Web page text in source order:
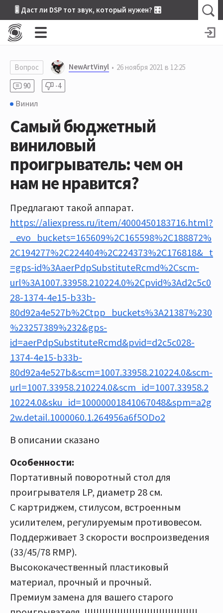
🎚 Даст ли DSP тот звук, который нужен? 🎛
Вопрос NewArtVinyl
26 ноября 2021 в 12:25
90
-4
Винил
Самый бюджетный
виниловый
проигрыватель: чем он
нам не нравится?
Предлагают такой аппарат.
https://aliexpress.ru/item/4000450183716.html?
_evo_buckets=165609%2C165598%2C188872%
2C194277%2C224404%2C224373%2C176818&_t
=gps-id%3AaerPdpSubstituteRcmd%2Cscm-
url%3A1007.33958.210224.0%2Cpvid%3Ad2c5c0
28-1374-4e15-b33b-
80d92a4e527b%2Ctpp_buckets%3A21387%230
%23257389%232&gps-
id=aerPdpSubstituteRcmd&pvid=d2c5c028-
1374-4e15-b33b-
80d92a4e527b&scm=1007.33958.210224.0&scm-
url=1007.33958.210224.0&scm_id=1007.33958.2
10224.0&sku_id=10000001841067048&spm=a2g
2w.detail.1000060.1.264956a6f5ODo2
В описании сказано
Особенности:
Портативный поворотный стол для
проигрывателя LP, диаметр 28 см.
С картриджем, стилусом, встроенным
усилителем, регулируемым противовесом.
Поддерживает 3 скорости воспроизведения
(33/45/78 RMP).
Высококачественный пластиковый
материал, прочный и прочный.
Премиум замена для вашего старого